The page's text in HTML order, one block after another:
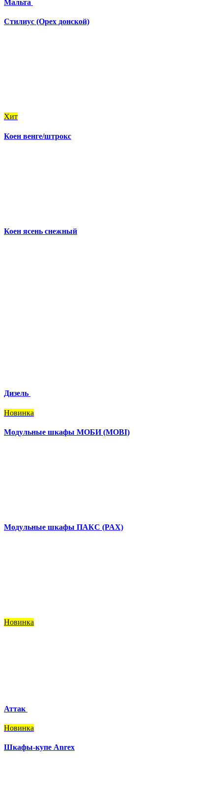
Мальта
Стилиус (Орех донской)
Хит
Коен венге/штрокс
Коен ясень снежный
Дизель
Новинка
Модульные шкафы МОБИ (MOBI)
Модульные шкафы ПАКС (PAX)
Новинка
Аттак
Новинка
Шкафы-купе Anrex